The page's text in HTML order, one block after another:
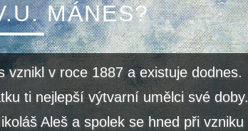
MÁNES?
vznikl v roce 1887 a existuje dodnes.
ti nejlepší výtvarní umělci své doby.
Aleš a spolek se hned při vzniku